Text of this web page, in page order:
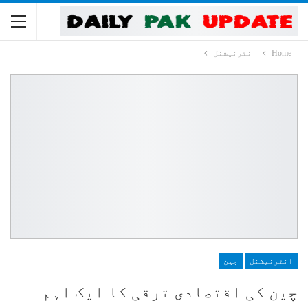
Home انٹرنیشنل
انٹرنیشنل چین
چین کی اقتصادی ترقی کا ایک اہم